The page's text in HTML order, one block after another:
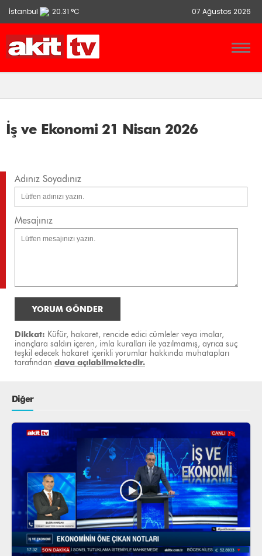
İstanbul 20.31 °C
Ankara 13.9 °C
İzmir 21.86 °C
07 Ağustos 2026
İş ve Ekonomi 21 Nisan 2026
Adınız Soyadınız
Mesajınız
YORUM GÖNDER
Dikkat: Küfür, hakaret, rencide edici cümleler veya imalar,
inançlara saldırı içeren, imla kuralları ile yazılmamış, ayrıca suç
teşkil edecek hakaret içerikli yorumlar hakkında muhatapları
tarafından dava açılabilmektedir.
Diğer